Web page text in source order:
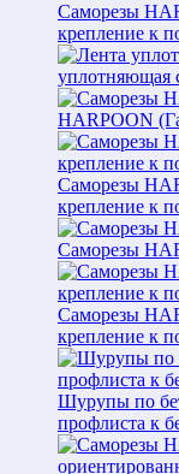
Саморезы
крепление к
уплотняющая
HARPOON
Саморезы
крепление к
Саморезы
Саморезы
крепление к
Шурупы по
профлиста к